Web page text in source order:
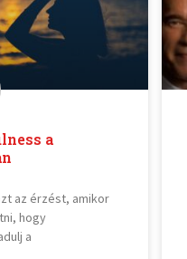
a
az érzést, amikor
hogy
a